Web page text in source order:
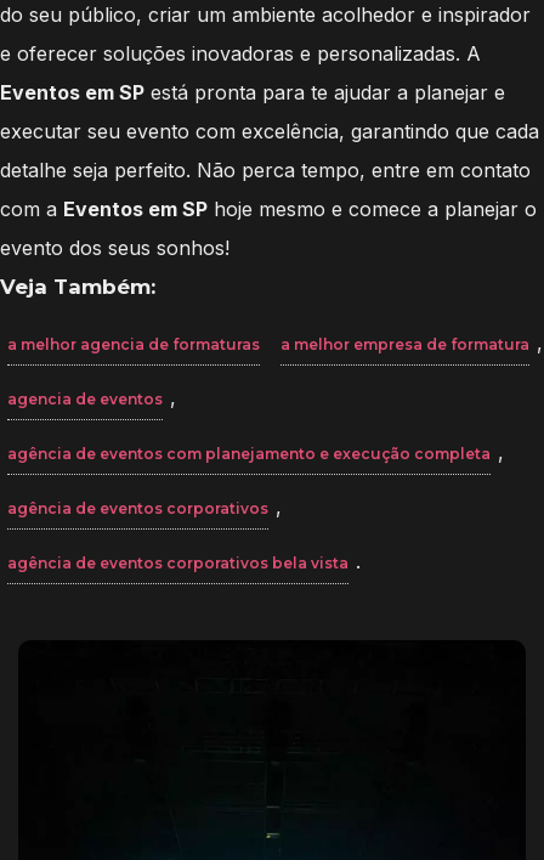
do seu público, criar um ambiente acolhedor e inspirador
e oferecer soluções inovadoras e personalizadas. A
Eventos em SP está pronta para te ajudar a planejar e
executar seu evento com excelência, garantindo que cada
detalhe seja perfeito. Não perca tempo, entre em contato
com a Eventos em SP hoje mesmo e comece a planejar o
evento dos seus sonhos!
Veja Também:
a melhor agencia de formaturas a melhor empresa de formatura ,
agencia de eventos ,
agência de eventos com planejamento e execução completa ,
agência de eventos corporativos ,
agência de eventos corporativos bela vista .